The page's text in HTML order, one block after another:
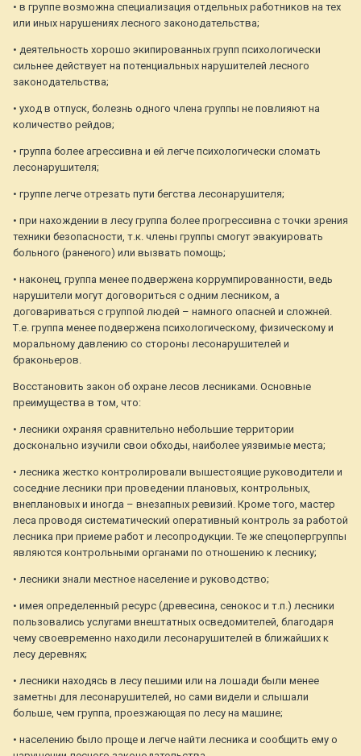
• в группе возможна специализация отдельных работников на тех
или иных нарушениях лесного законодательства;
• деятельность хорошо экипированных групп психологически
сильнее действует на потенциальных нарушителей лесного
законодательства;
• уход в отпуск, болезнь одного члена группы не повлияют на
количество рейдов;
• группа более агрессивна и ей легче психологически сломать
лесонарушителя;
• группе легче отрезать пути бегства лесонарушителя;
• при нахождении в лесу группа более прогрессивна с точки зрения
техники безопасности, т.к. члены группы смогут эвакуировать
больного (раненого) или вызвать помощь;
• наконец, группа менее подвержена коррумпированности, ведь
нарушители могут договориться с одним лесником, а
договариваться с группой людей – намного опасней и сложней.
Т.е. группа менее подвержена психологическому, физическому и
моральному давлению со стороны лесонарушителей и
браконьеров.
Восстановить закон об охране лесов лесниками. Основные
преимущества в том, что:
• лесники охраняя сравнительно небольшие территории
досконально изучили свои обходы, наиболее уязвимые места;
• лесника жестко контролировали вышестоящие руководители и
соседние лесники при проведении плановых, контрольных,
внеплановых и иногда – внезапных ревизий. Кроме того, мастер
леса проводя систематический оперативный контроль за работой
лесника при приеме работ и лесопродукции. Те же спецопергруппы
являются контрольными органами по отношению к леснику;
• лесники знали местное население и руководство;
• имея определенный ресурс (древесина, сенокос и т.п.) лесники
пользовались услугами внештатных осведомителей, благодаря
чему своевременно находили лесонарушителей в ближайших к
лесу деревнях;
• лесники находясь в лесу пешими или на лошади были менее
заметны для лесонарушителей, но сами видели и слышали
больше, чем группа, проезжающая по лесу на машине;
• населению было проще и легче найти лесника и сообщить ему о